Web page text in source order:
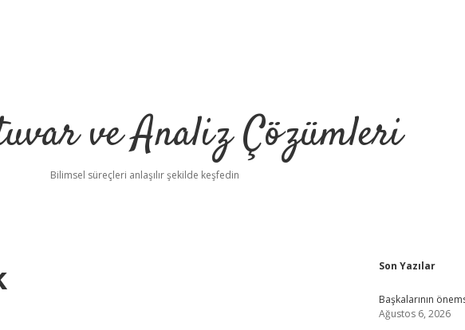
ve Analiz Çözümleri
Bilimsel süreçleri anlaşılır şekilde keşfedin
Son Yazılar
Başkalarının
Ağustos 6, 2026